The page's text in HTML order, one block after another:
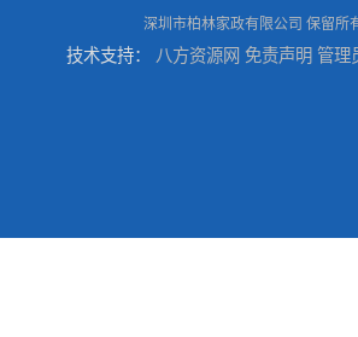
深圳市柏林家政有限公司 保留所
技术支持： 八方资源网 免责声明 管理